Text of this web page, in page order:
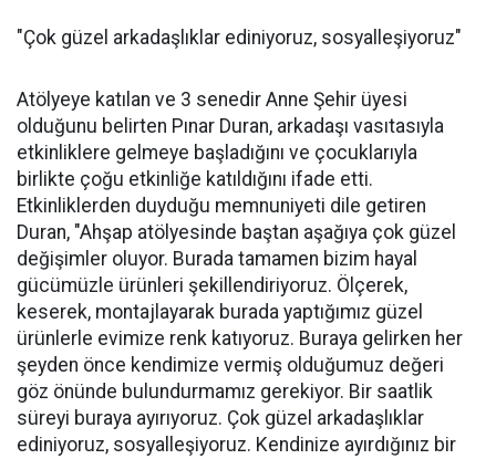
"Çok güzel arkadaşlıklar ediniyoruz, sosyalleşiyoruz"
Atölyeye katılan ve 3 senedir Anne Şehir üyesi
olduğunu belirten Pınar Duran, arkadaşı vasıtasıyla
etkinliklere gelmeye başladığını ve çocuklarıyla
birlikte çoğu etkinliğe katıldığını ifade etti.
Etkinliklerden duyduğu memnuniyeti dile getiren
Duran, "Ahşap atölyesinde baştan aşağıya çok güzel
değişimler oluyor. Burada tamamen bizim hayal
gücümüzle ürünleri şekillendiriyoruz. Ölçerek,
keserek, montajlayarak burada yaptığımız güzel
ürünlerle evimize renk katıyoruz. Buraya gelirken her
şeyden önce kendimize vermiş olduğumuz değeri
göz önünde bulundurmamız gerekiyor. Bir saatlik
süreyi buraya ayırıyoruz. Çok güzel arkadaşlıklar
ediniyoruz, sosyalleşiyoruz. Kendinize ayırdığınız bir